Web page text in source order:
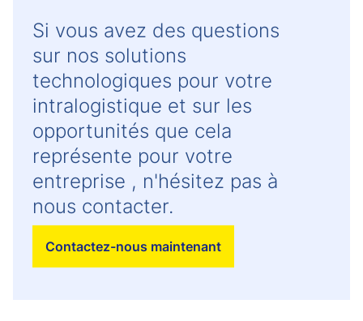
Si vous avez des questions
sur nos solutions
technologiques pour votre
intralogistique et sur les
opportunités que cela
représente pour votre
entreprise , n'hésitez pas à
nous contacter.
Contactez-nous maintenant